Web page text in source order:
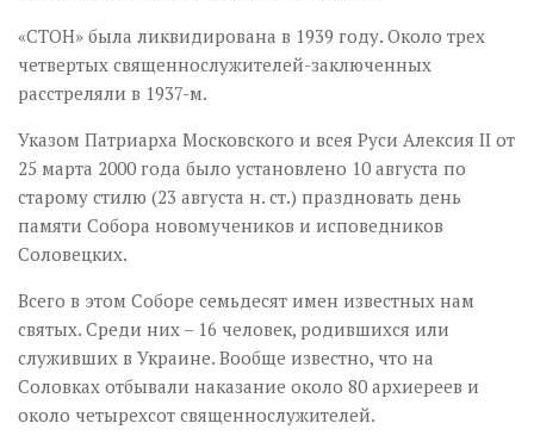
«СТОН» была ликвидирована в 1939 году. Около трех
четвертых священнослужителей-заключенных
расстреляли в 1937-м.
Указом Патриарха Московского и всея Руси Алексия II от
25 марта 2000 года было установлено 10 августа по
старому стилю (23 августа н. ст.) праздновать день
памяти Собора новомучеников и исповедников
Соловецких.
Всего в этом Соборе семьдесят имен известных нам
святых. Среди них – 16 человек, родившихся или
служивших в Украине. Вообще известно, что на
Соловках отбывали наказание около 80 архиереев и
около четырехсот священнослужителей.